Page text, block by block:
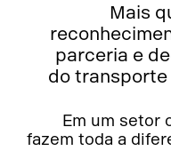
Mais
parceria e
do
Em um setor
fazem toda a